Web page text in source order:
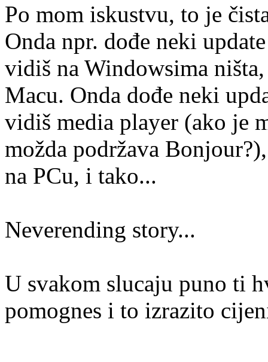
Po mom iskustvu, to je
Onda npr. dođe neki
vidiš na Windowsima
Macu. Onda dođe neki
vidiš media player (ako je
možda podržava
na PCu, i tako...
Neverending story...
U svakom slucaju puno ti
pomognes i to izrazito